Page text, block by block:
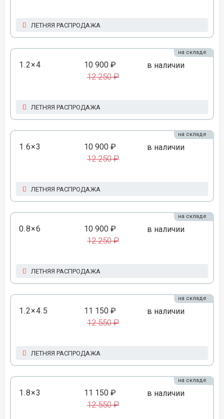
ЛЕТНЯЯ РАСПРОДАЖА
1.2×4 10 900 ₽
12 250 ₽
в наличии
на складе
ЛЕТНЯЯ РАСПРОДАЖА
1.6×3 10 900 ₽
12 250 ₽
в наличии
на складе
ЛЕТНЯЯ РАСПРОДАЖА
0.8×6 10 900 ₽
12 250 ₽
в наличии
на складе
ЛЕТНЯЯ РАСПРОДАЖА
1.2×4.5 11 150 ₽
12 550 ₽
в наличии
на складе
ЛЕТНЯЯ РАСПРОДАЖА
1.8×3 11 150 ₽
12 550 ₽
в наличии
на складе